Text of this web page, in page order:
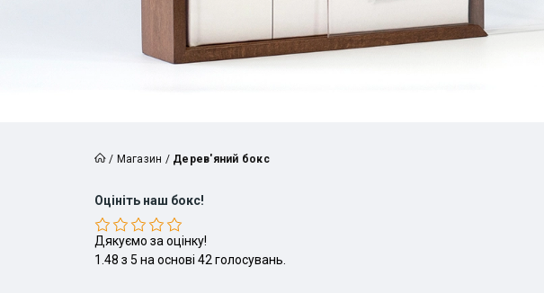
/ Магазин / Дерев'яний бокс
Оцініть наш бокс!
Дякуємо за оцінку!
1.48 з 5 на основі 42 голосувань.